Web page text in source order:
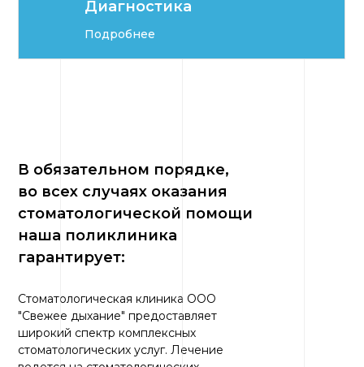
Диагностика
Подробнее
В обязательном порядке,
во всех случаях оказания
стоматологической помощи
наша поликлиника
гарантирует:
Стоматологическая клиника ООО
"Свежее дыхание" предоставляет
широкий спектр комплексных
стоматологических услуг. Лечение